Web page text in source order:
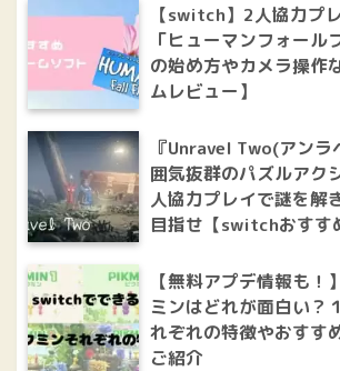
【switch】2人協力プ
「ヒューマンフォール
の始め方やカメラ操作
ムレビュー】
『Unravel Two(アン
囲気抜群のパズルアク
人協力プレイで謎を解
目指せ【switchおすす
【無料アプデ情報も
ミンはどれが面白い？
れぞれの特徴やおすす
ご紹介